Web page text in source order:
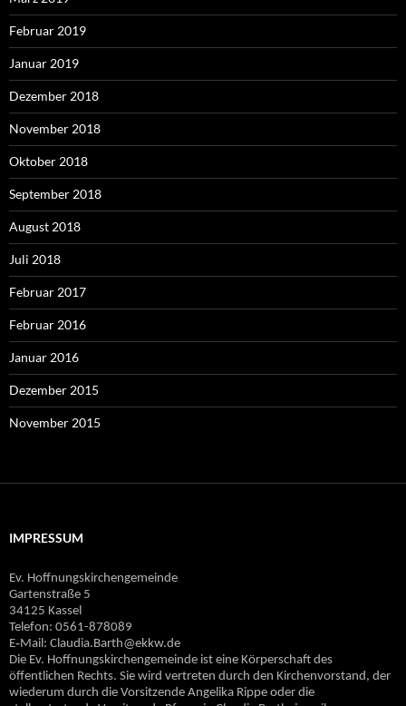
Februar 2019
Januar 2019
Dezember 2018
November 2018
Oktober 2018
September 2018
August 2018
Juli 2018
Februar 2017
Februar 2016
Januar 2016
Dezember 2015
November 2015
IMPRESSUM
Ev. Hoffnungskirchengemeinde
Gartenstraße 5
34125 Kassel
Telefon: 0561-878089
E‐Mail: Claudia.Barth@ekkw.de
Die Ev. Hoffnungskirchengemeinde ist eine Körperschaft des
öffentlichen Rechts. Sie wird vertreten durch den Kirchenvorstand, der
wiederum durch die Vorsitzende Angelika Rippe oder die